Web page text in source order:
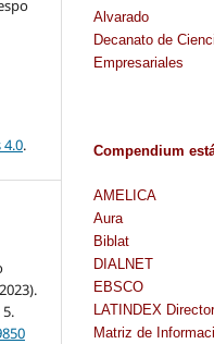
.
5.
Alvarado
Decanato de
Empresariales
Compendium
AMELICA
Aura
Biblat
DIALNET
EBSCO
LATINDEX
Matriz de